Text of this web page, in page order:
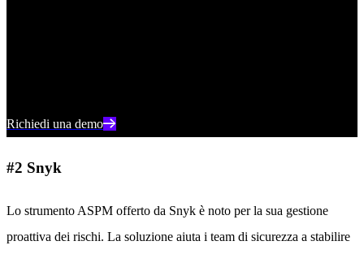
Richiedi una demo
#2 Snyk
Lo strumento ASPM offerto da Snyk è noto per la sua gestione
proattiva dei rischi. La soluzione aiuta i team di sicurezza a stabilire